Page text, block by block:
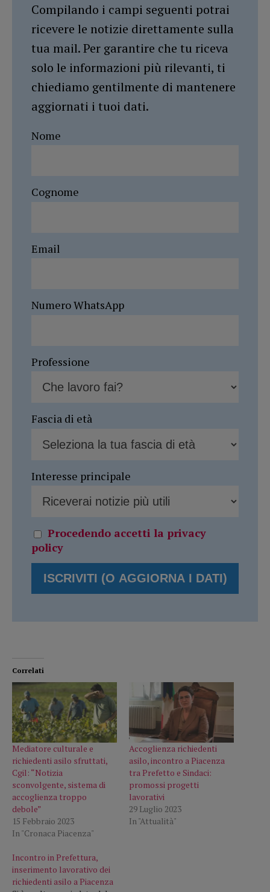
Compilando i campi seguenti potrai
ricevere le notizie direttamente sulla
tua mail. Per garantire che tu riceva
solo le informazioni più rilevanti, ti
chiediamo gentilmente di mantenere
aggiornati i tuoi dati.
Nome
Cognome
Email
Numero WhatsApp
Professione
Fascia di età
Interesse principale
Procedendo accetti la privacy
policy
Correlati
Mediatore culturale e
richiedenti asilo sfruttati,
Cgil: “Notizia
sconvolgente, sistema di
accoglienza troppo
debole”
15 Febbraio 2023
In "Cronaca Piacenza"
Accoglienza richiedenti
asilo, incontro a Piacenza
tra Prefetto e Sindaci:
promossi progetti
lavorativi
29 Luglio 2023
In "Attualità"
Incontro in Prefettura,
inserimento lavorativo dei
richiedenti asilo a Piacenza